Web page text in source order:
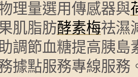
理量選用傳感器與
肌脂肪酵素梅祛濕
調節血糖提高胰島
據點服務專線服務